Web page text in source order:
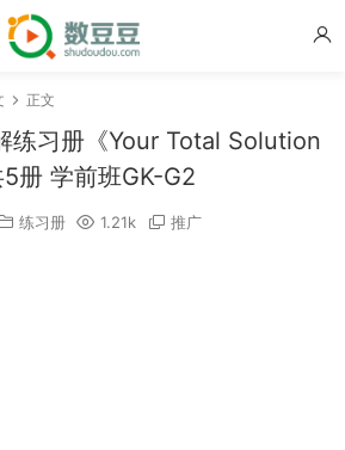
正文
练习册《Your Total Solution
册 学前班GK-G2
练习册 1.21k 推广